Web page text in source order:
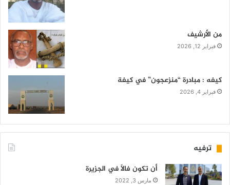
من الأرشيف
فبراير 12, 2026
كيفه : مبادرة “منزعجون” في كيفة
فبراير 4, 2026
ترفيه
أن تكون فالاً في الجزيرة
مارس 3, 2022